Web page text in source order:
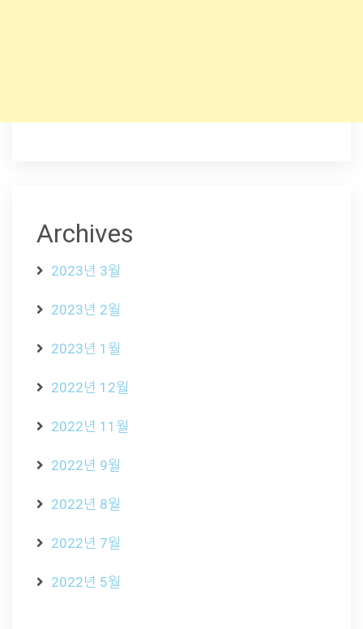
Archives
2023년 3월
2023년 2월
2023년 1월
2022년 12월
2022년 11월
2022년 9월
2022년 8월
2022년 7월
2022년 5월